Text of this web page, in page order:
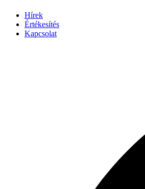
Hírek
Értékesítés
Kapcsolat